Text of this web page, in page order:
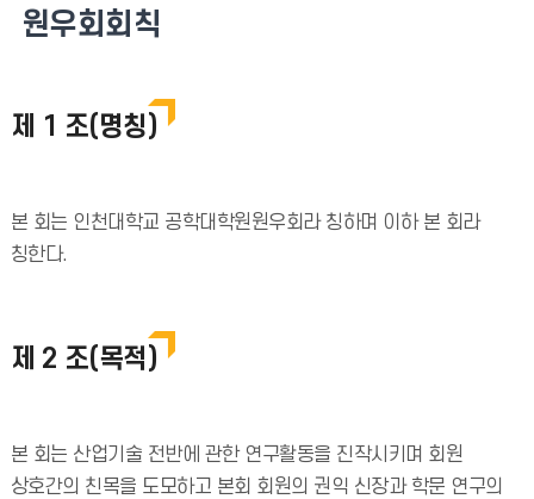
원우회회칙
제 1 조(명칭)
본 회는 인천대학교 공학대학원원우회라 칭하며 이하 본 회라
칭한다.
제 2 조(목적)
본 회는 산업기술 전반에 관한 연구활동을 진작시키며 회원
상호간의 친목을 도모하고 본회 회원의 권익 신장과 학문 연구의